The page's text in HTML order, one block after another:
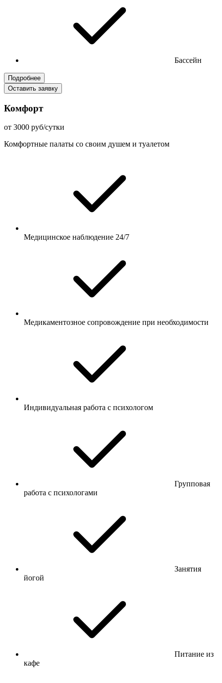
Бассейн
Подробнее
Оставить заявку
Комфорт
от 3000 руб/сутки
Комфортные палаты со своим душем и туалетом
Медицинское наблюдение 24/7
Медикаментозное сопровождение при необходимости
Индивидуальная работа с психологом
Групповая
работа с психологами
Занятия
йогой
Питание из
кафе